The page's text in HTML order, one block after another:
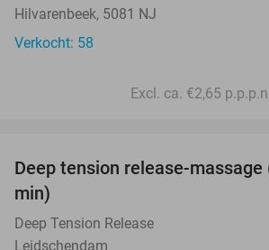
Hilvarenbeek, 5081 NJ
Verkocht: 58
Excl. ca. €2,65
Deep tension release-massage
min)
Deep Tension Release
Leidschendam